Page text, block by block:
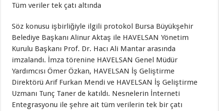
Tüm veriler tek çatı altında
Söz konusu işbirliğiyle ilgili protokol Bursa Büyükşehir
Belediye Başkanı Alinur Aktaş ile HAVELSAN Yönetim
Kurulu Başkanı Prof. Dr. Hacı Ali Mantar arasında
imzalandı. İmza törenine HAVELSAN Genel Müdür
Yardımcısı Ömer Özkan, HAVELSAN İş Geliştirme
Direktörü Arif Furkan Mendi ve HAVELSAN İş Geliştirme
Uzmanı Tunç Taner de katıldı. Nesnelerin İnterneti
Entegrasyonu ile şehre ait tüm verilerin tek bir çatı